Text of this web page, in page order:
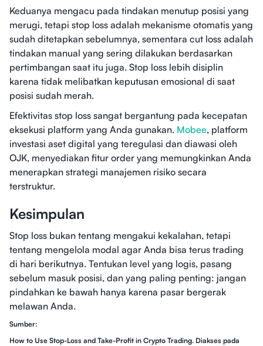
Keduanya mengacu pada tindakan menutup posisi yang
merugi, tetapi stop loss adalah mekanisme otomatis yang
sudah ditetapkan sebelumnya, sementara cut loss adalah
tindakan manual yang sering dilakukan berdasarkan
pertimbangan saat itu juga. Stop loss lebih disiplin
karena tidak melibatkan keputusan emosional di saat
posisi sudah merah.
Efektivitas stop loss sangat bergantung pada kecepatan
eksekusi platform yang Anda gunakan. Mobee, platform
investasi aset digital yang teregulasi dan diawasi oleh
OJK, menyediakan fitur order yang memungkinkan Anda
menerapkan strategi manajemen risiko secara
terstruktur.
Kesimpulan
Stop loss bukan tentang mengakui kekalahan, tetapi
tentang mengelola modal agar Anda bisa terus trading
di hari berikutnya. Tentukan level yang logis, pasang
sebelum masuk posisi, dan yang paling penting: jangan
pindahkan ke bawah hanya karena pasar bergerak
melawan Anda.
Sumber:
How to Use Stop-Loss and Take-Profit in Crypto Trading. Diakses pada